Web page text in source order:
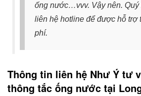
ống nước…vvv. Vậy nên.
liên hệ hotline để được hỗ trợ
phí.
Thông tin liên hệ Như Ý tư
thông tắc ống nước tại